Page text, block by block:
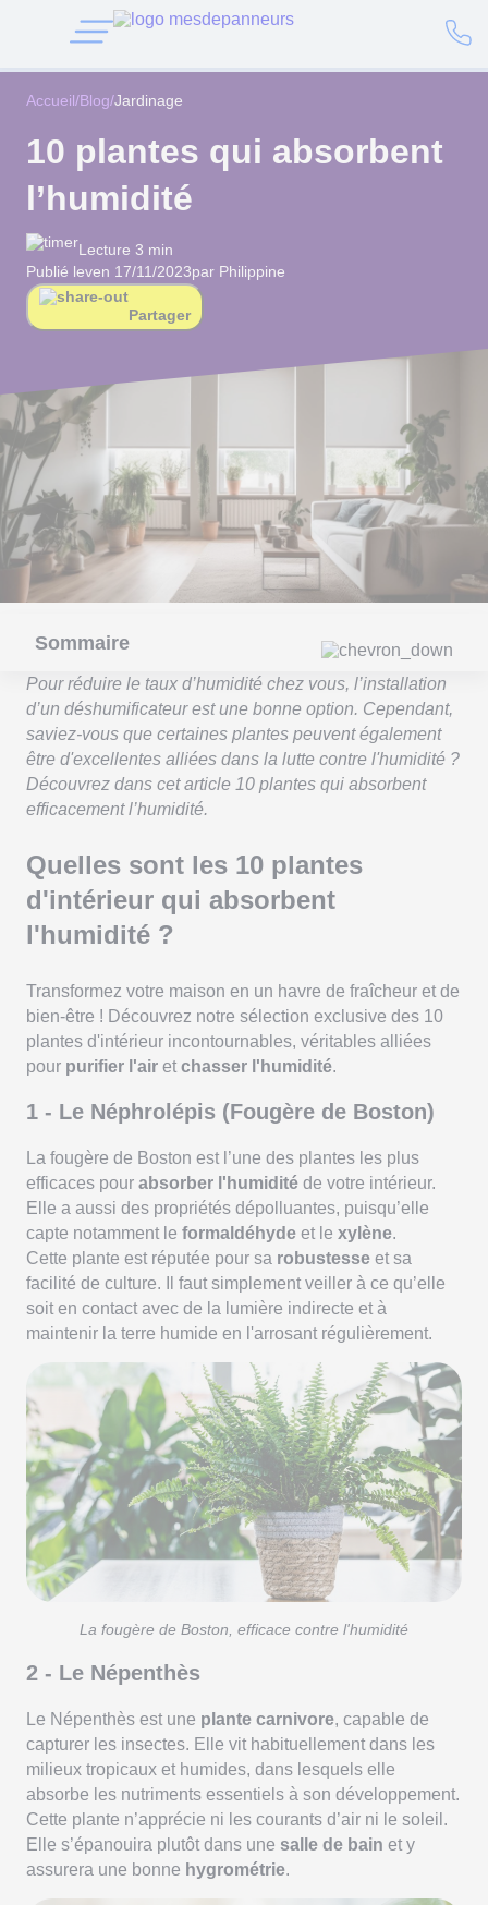
Accueil/Blog/Jardinage
10 plantes qui absorbent
l’humidité
Lecture 3 min
Publié leven 17/11/2023par Philippine
Partager
Sommaire
Pour réduire le taux d’humidité chez vous, l’installation
d’un déshumificateur est une bonne option. Cependant,
saviez-vous que certaines plantes peuvent également
être d'excellentes alliées dans la lutte contre l'humidité ?
Découvrez dans cet article 10 plantes qui absorbent
efficacement l’humidité.
Quelles sont les 10 plantes
d'intérieur qui absorbent
l'humidité ?
Transformez votre maison en un havre de fraîcheur et de
bien-être ! Découvrez notre sélection exclusive des 10
plantes d'intérieur incontournables, véritables alliées
pour purifier l'air et chasser l'humidité.
1 - Le Néphrolépis (Fougère de Boston)
La fougère de Boston est l’une des plantes les plus
efficaces pour absorber l'humidité de votre intérieur.
Elle a aussi des propriétés dépolluantes, puisqu’elle
capte notamment le formaldéhyde et le xylène.
Cette plante est réputée pour sa robustesse et sa
facilité de culture. Il faut simplement veiller à ce qu’elle
soit en contact avec de la lumière indirecte et à
maintenir la terre humide en l'arrosant régulièrement.
La fougère de Boston, efficace contre l'humidité
2 - Le Népenthès
Le Népenthès est une plante carnivore, capable de
capturer les insectes. Elle vit habituellement dans les
milieux tropicaux et humides, dans lesquels elle
absorbe les nutriments essentiels à son développement.
Cette plante n’apprécie ni les courants d’air ni le soleil.
Elle s’épanouira plutôt dans une salle de bain et y
assurera une bonne hygrométrie.